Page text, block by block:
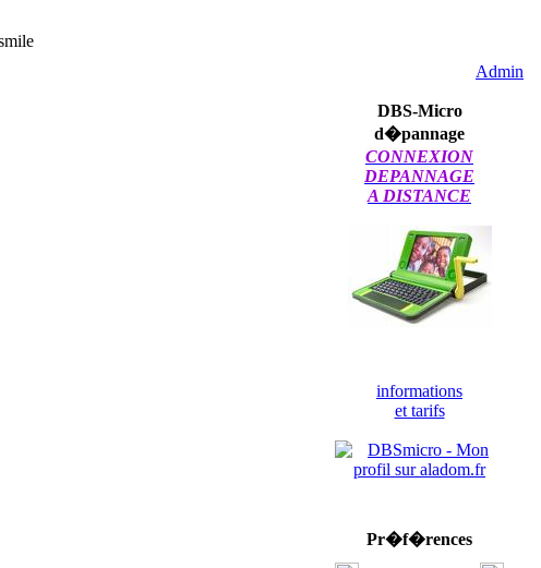
Admin
DBS-Micro
d�pannage
CONNEXION
DEPANNAGE
A DISTANCE
informations
et tarifs
Pr�f�rences